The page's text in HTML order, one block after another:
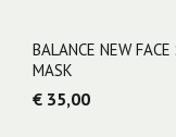
BALANCE NEW FACE
MASK
€ 35,00